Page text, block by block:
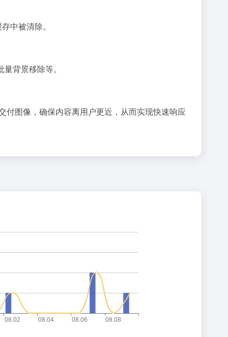
中被清除。
背景移除等。
图像，确保内容离用户更近，从而实现快速响应